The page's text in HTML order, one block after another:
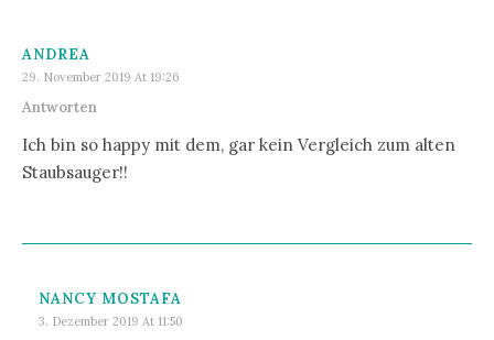
ANDREA
29. November 2019 At 19:26
Antworten
Ich bin so happy mit dem, gar kein Vergleich zum alten
Staubsauger!!
NANCY MOSTAFA
3. Dezember 2019 At 11:50